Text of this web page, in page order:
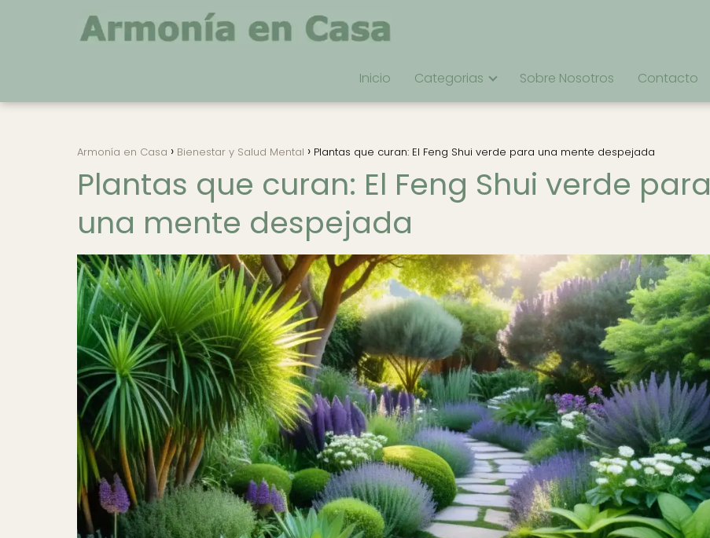
Inicio Categorias Sobre Nosotros Contacto
Armonía en Casa Bienestar y Salud Mental Plantas que curan: El Feng Shui verde para una mente despejada
Plantas que curan: El Feng Shui verde para
una mente despejada